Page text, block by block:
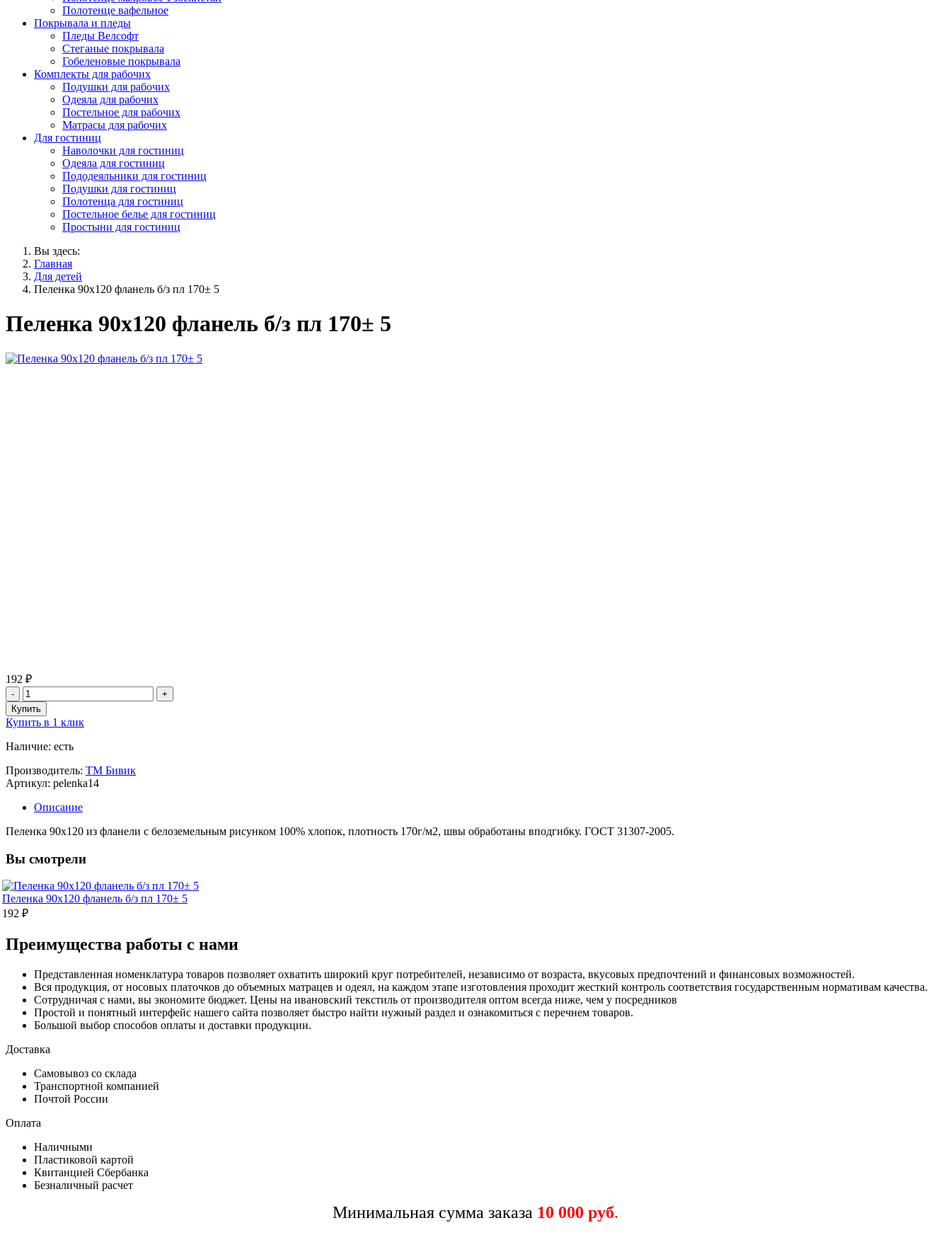
Полотенце вафельное
Покрывала и пледы
Пледы Велсофт
Стеганые покрывала
Гобеленовые покрывала
Комплекты для рабочих
Подушки для рабочих
Одеяла для рабочих
Постельное для рабочих
Матрасы для рабочих
Для гостиниц
Наволочки для гостиниц
Одеяла для гостиниц
Пододеяльники для гостиниц
Подушки для гостиниц
Полотенца для гостиниц
Постельное белье для гостиниц
Простыни для гостиниц
Вы здесь:
Главная
Для детей
Пеленка 90х120 фланель б/з пл 170± 5
Пеленка 90х120 фланель б/з пл 170± 5
192 ₽
Купить в 1 клик
Наличие: есть
Производитель: ТМ Бивик
Артикул: pelenka14
Описание
Пеленка 90х120 из фланели с белоземельным рисунком 100% хлопок, плотность 170г/м2, швы обработаны вподгибку. ГОСТ 31307-2005.
Вы смотрели
Пеленка 90х120 фланель б/з пл 170± 5
192 ₽
Преимущества работы с нами
Представленная номенклатура товаров позволяет охватить широкий круг потребителей, независимо от возраста, вкусовых предпочтений и финансовых возможностей.
Вся продукция, от носовых платочков до объемных матрацев и одеял, на каждом этапе изготовления проходит жесткий контроль соответствия государственным нормативам качества.
Сотрудничая с нами, вы экономите бюджет. Цены на ивановский текстиль от производителя оптом всегда ниже, чем у посредников
Простой и понятный интерфейс нашего сайта позволяет быстро найти нужный раздел и ознакомиться с перечнем товаров.
Большой выбор способов оплаты и доставки продукции.
Доставка
Самовывоз со склада
Транспортной компанией
Почтой России
Оплата
Наличными
Пластиковой картой
Квитанцией Сбербанка
Безналичный расчет
Минимальная сумма заказа 10 000 руб.